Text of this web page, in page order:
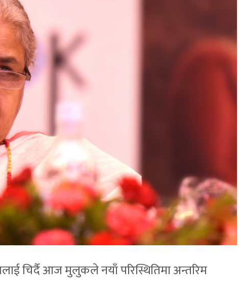
चिर्दै आज मुलुकले नयाँ परिस्थितिमा अन्तरिम